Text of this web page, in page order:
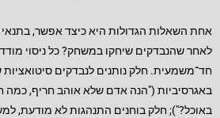
אחת השאלות הגדולות היא כיצד אפשר,
לאחר שהנבדקים שיחקו במשחק? כל ניסוי
חד־משמעית. חלק נותנים לנבדקים סיטואציות
באגרסיביות ("הנה אדם שלא אוהב חריף, כמה
באוכל?"); חלק בוחנים התנהגות לא מודעת,